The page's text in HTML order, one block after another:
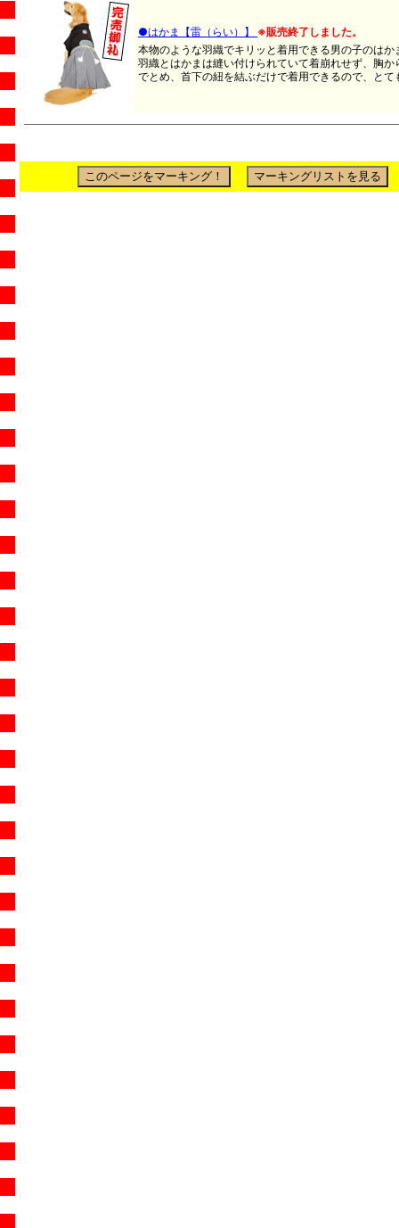
●はかま【雷（らい）】
※販売終了しました。
本物のような羽織でキリッと着用できる男の子のはか
羽織とはかまは縫い付けられていて着崩れせず、胸
でとめ、首下の紐を結ぶだけで着用できるので、とて